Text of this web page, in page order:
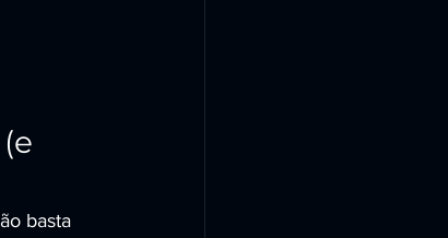
basta